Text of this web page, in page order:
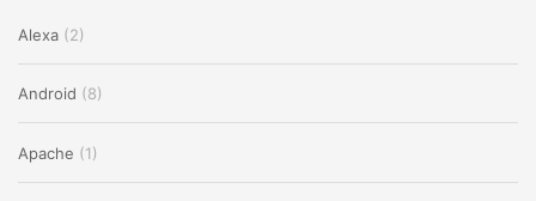
Alexa (2)
Android (8)
Apache (1)